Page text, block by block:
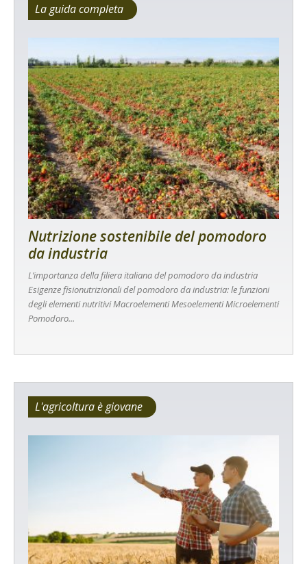
La guida completa
Nutrizione sostenibile del pomodoro
da industria
L’importanza della filiera italiana del pomodoro da industria
Esigenze fisionutrizionali del pomodoro da industria: le funzioni
degli elementi nutritivi Macroelementi Mesoelementi Microelementi
Pomodoro...
L'agricoltura è giovane